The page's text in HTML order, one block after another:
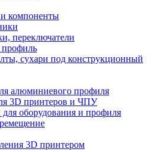
компоненты
переключатели
сухари под конструкционный
алюминиевого профиля
3D принтеров и ЧПУ
оборудования и профиля
3D принтером